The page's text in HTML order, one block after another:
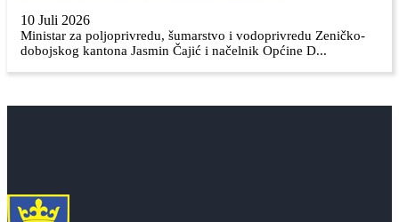
10 Juli 2026
Ministar za poljoprivredu, šumarstvo i vodoprivredu Zeničko-
dobojskog kantona Jasmin Čajić i načelnik Općine D...